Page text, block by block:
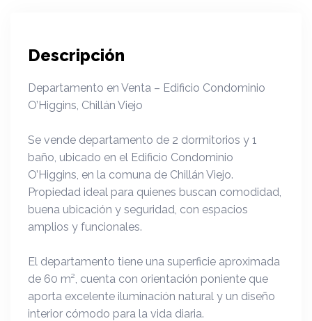
Descripción
Departamento en Venta – Edificio Condominio
O’Higgins, Chillán Viejo
Se vende departamento de 2 dormitorios y 1
baño, ubicado en el Edificio Condominio
O’Higgins, en la comuna de Chillán Viejo.
Propiedad ideal para quienes buscan comodidad,
buena ubicación y seguridad, con espacios
amplios y funcionales.
El departamento tiene una superficie aproximada
de 60 m², cuenta con orientación poniente que
aporta excelente iluminación natural y un diseño
interior cómodo para la vida diaria.